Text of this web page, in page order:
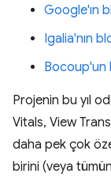
Google'ın
Igalia'nın
Bocoup'un
Projenin bu yıl
Vitals, View
daha pek çok
birini (veya